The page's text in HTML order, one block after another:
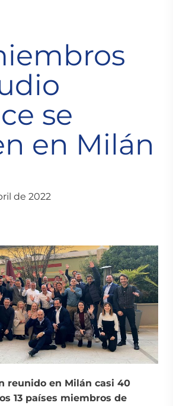
se
en Milán
de 2022
reunido en Milán casi 40
13 países miembros de